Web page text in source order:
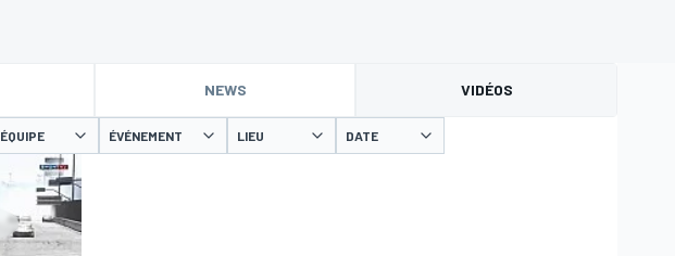
NEWS VIDÉOS
ÉQUIPE ÉVÉNEMENT LIEU DATE